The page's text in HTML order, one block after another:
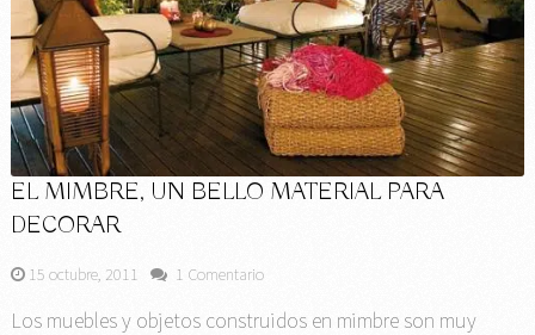
EL MIMBRE, UN BELLO MATERIAL PARA
DECORAR
15 octubre, 2011 1 Comentario
Los muebles y objetos construidos en mimbre son muy